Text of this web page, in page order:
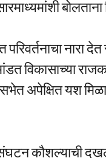
बोलताना
नारा
विकासाच्या
अपेक्षित यश
कौशल्याची